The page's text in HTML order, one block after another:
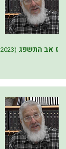
ז אב התשפג (25.07.2023)